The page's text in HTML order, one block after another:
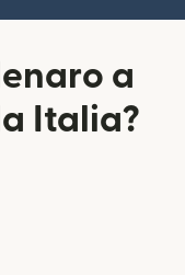
a
Italia?